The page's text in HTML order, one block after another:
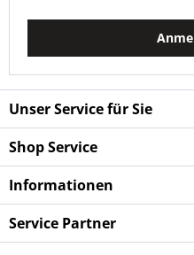
Unser Service für Sie
Shop Service
Informationen
Service Partner